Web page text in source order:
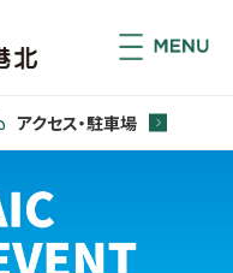
アクセス・駐車場